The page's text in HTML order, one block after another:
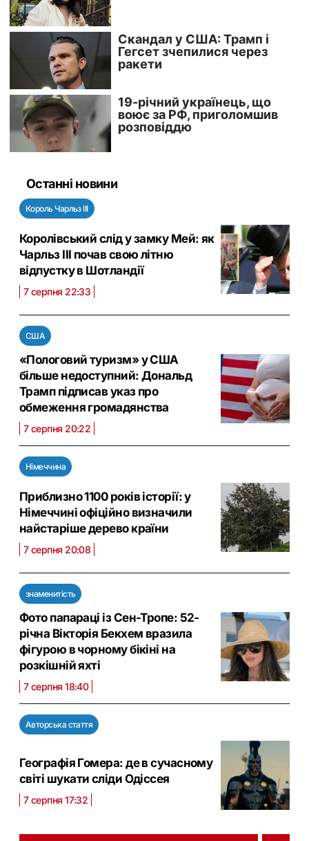
Останні новини
Король Чарльз III
Королівський слід у замку Мей: як
Чарльз III почав свою літню
відпустку в Шотландії
7 серпня 22:33
США
«Пологовий туризм» у США
більше недоступний: Дональд
Трамп підписав указ про
обмеження громадянства
7 серпня 20:22
Німеччина
Приблизно 1100 років історії: у
Німеччині офіційно визначили
найстаріше дерево країни
7 серпня 20:08
знаменитість
Фото папараці із Сен-Тропе: 52-
річна Вікторія Бекхем вразила
фігурою в чорному бікіні на
розкішній яхті
7 серпня 18:40
Авторська стаття
Географія Гомера: де в сучасному
світі шукати сліди Одіссея
7 серпня 17:32